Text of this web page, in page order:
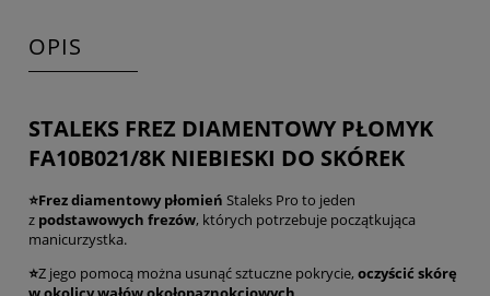
OPIS
STALEKS FREZ DIAMENTOWY PŁOMYK
FA10B021/8K NIEBIESKI DO SKÓREK
⭐Frez diamentowy płomień Staleks Pro to jeden
z podstawowych frezów, których potrzebuje początkująca
manicurzystka.
⭐Z jego pomocą można usunąć sztuczne pokrycie, oczyścić skórę